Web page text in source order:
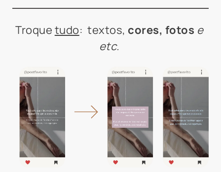
Troque tudo:  textos, cores, fotos e
etc.